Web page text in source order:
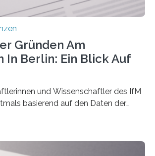
Gründen Am
In Berlin: Ein Blick Auf
und Wissenschaftler des IfM
basierend auf den Daten der
meisten Gründungen von
Betrachtet man nur die Gründungen